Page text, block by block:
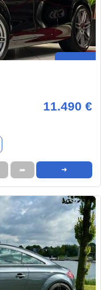
11.490 €
➦ ➜